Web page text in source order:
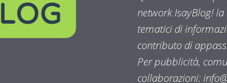
network IsayBlog!
tematici di
contributo di
Per pubblicità,
collaborazioni: